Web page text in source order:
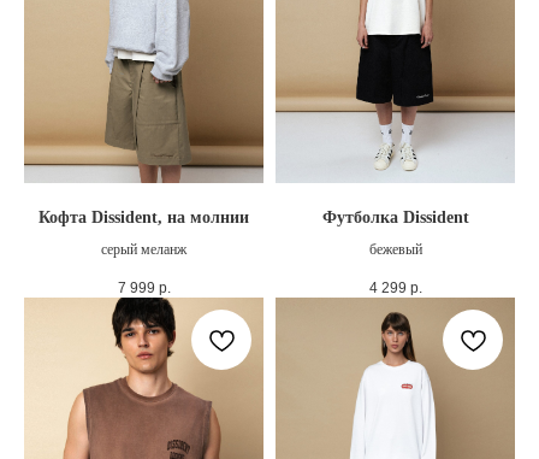
Кофта Dissident, на молнии
серый меланж
7 999 р.
Футболка Dissident
бежевый
4 299 р.